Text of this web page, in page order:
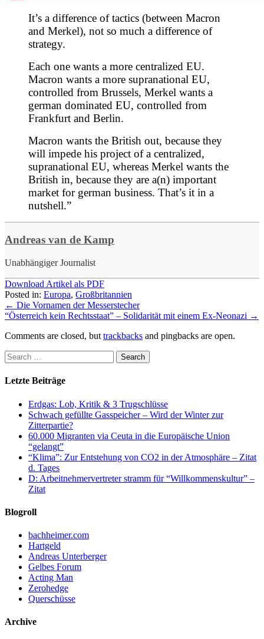
It’s a difference of tactics (between Macron
and Merkel), not so much a difference of
strategy.
Each one wants a more centralized EU.
Macron wants a more supranational EU,
controlled from Brussels, Merkel wants a
german dominated EU, controlled from
Frankfurt and Berlin.
Macron wants the British out, because they
will impede his project of a centralized,
supranational EU, whereas Merkel wants the
British in, because they are a(n) important
market for german business. That’s it in a
nutshell.”
Andreas van de Kamp
Unabhängiger Journalist
Download Artikel als PDF
Posted in: Europa, Großbritannien
← Die Vornamen der Messerstecher
“Österreich kein Rechtsstaat” – Solidarität mit einem Ex-Neonazi →
Comments are closed, but trackbacks and pingbacks are open.
Letzte Beiträge
Erdgas: Lob, Kritik & 3 Trugschlüsse
Schwach gefüllte Gasspeicher – Wird der Winter zur
Zitterpartie?
60.000 Migranten via Ceuta in die Europäische Union
“gelangt”
“Klima”: Zur Entstehung von CO2 in der Atmosphäre – Zitat
d. Tages
D: Arbeitnehmervertreter stramm für “Willkommenskultur” –
Zitat
Blogroll
bachheimer.com
Hartgeld
Andreas Unterberger
Gelbes Forum
Acting Man
Zerohedge
Querschüsse
Archive